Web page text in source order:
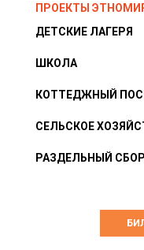
ПРОЕКТЫ
ДЕТСКИЕ ЛАГЕРЯ
ШКОЛА
КОТТЕДЖНЫЙ
СЕЛЬСКОЕ
РАЗДЕЛЬНЫЙ